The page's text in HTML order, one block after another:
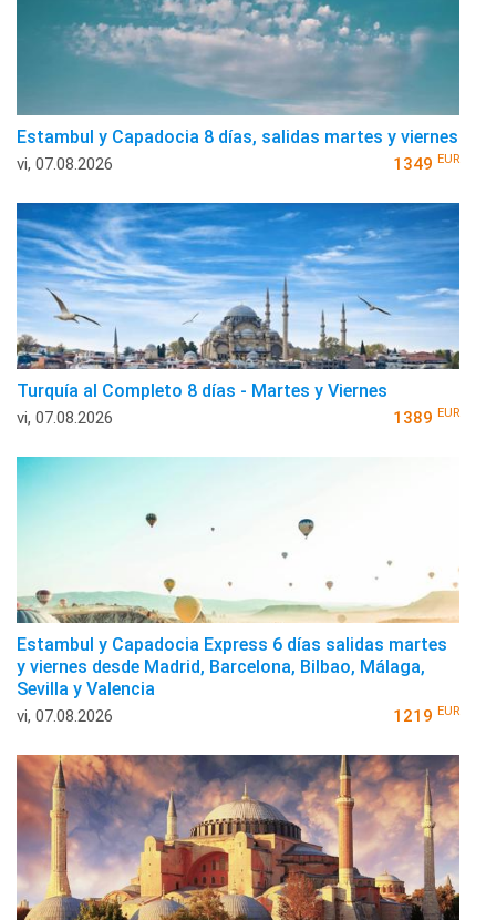
Estambul y Capadocia 8 días, salidas martes y viernes
vi, 07.08.2026 1349 EUR
Turquía al Completo 8 días - Martes y Viernes
vi, 07.08.2026 1389 EUR
Estambul y Capadocia Express 6 días salidas martes
y viernes desde Madrid, Barcelona, Bilbao, Málaga,
Sevilla y Valencia
vi, 07.08.2026 1219 EUR